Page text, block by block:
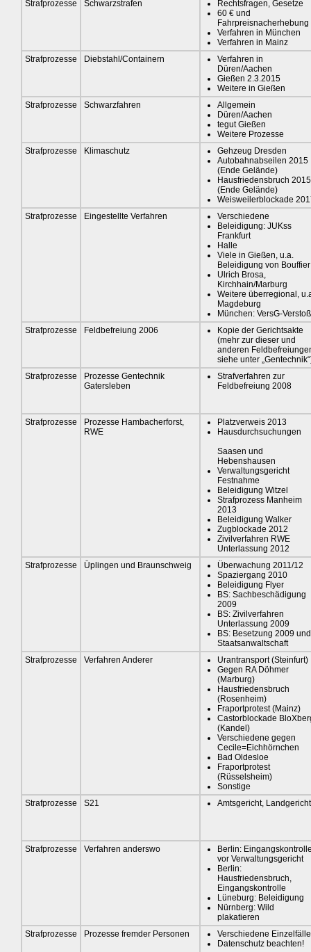
Strafprozesse
Schwarzstrafen
Rechtsfragen, Gesetze
60 € und
Fahrpreisnacherhebung
Verfahren in München
Verfahren in Mainz
Strafprozesse
Diebstahl/Containern
Verfahren in
Düren/Aachen
Gießen 2.3.2015
Weitere in Gießen
Strafprozesse
Schwarzfahren
Allgemein
Düren/Aachen
tegut Gießen
Weitere Prozesse
Strafprozesse
Klimaschutz
Gehzeug Dresden
Autobahnabseilen 2015
(Ende Gelände)
Hausfriedensbruch 2015
(Ende Gelände)
Weisweilerblockade
Strafprozesse
Eingestellte Verfahren
Verschiedene
Beleidigung: JUKss
Frankfurt
Halle
Viele in Gießen, u.a.
Beleidigung von Bouffier
Ulrich Brosa,
Kirchhain/Marburg
Weitere überregional,
Magdeburg
München: VersG-Verstoß
Strafprozesse
Feldbefreiung 2006
Kopie der Gerichtsakte
(mehr zur dieser und
anderen
siehe unter
Strafprozesse
Prozesse Gentechnik
Gatersleben
Strafverfahren zur
Feldbefreiung 2008
Strafprozesse
Prozesse Hambacherforst,
RWE
Platzverweis 2013
Hausdurchsuchungen
Saasen und
Hebenshausen
Verwaltungsgericht
Festnahme
Beleidigung Witzel
Strafprozess Manheim
2013
Beleidigung Walker
Zugblockade 2012
Zivilverfahren RWE
Unterlassung 2012
Strafprozesse
Üplingen und Braunschweig
Überwachung 2011/12
Spaziergang 2010
Beleidigung Flyer
BS: Sachbeschädigung
2009
BS: Zivilverfahren
Unterlassung 2009
BS: Besetzung 2009 und
Staatsanwaltschaft
Strafprozesse
Verfahren Anderer
Urantransport (Steinfurt)
Gegen RA Döhmer
(Marburg)
Hausfriedensbruch
(Rosenheim)
Fraportprotest (Mainz)
Castorblockade
(Kandel)
Verschiedene gegen
Cecile=Eichhörnchen
Bad Oldesloe
Fraportprotest
(Rüsselsheim)
Sonstige
Strafprozesse
S21 Amtsgericht, Landgericht
Strafprozesse Verfahren anderswo
Berlin:
vor Verwaltungsgericht
Berlin:
Hausfriedensbruch,
Eingangskontrolle
Lüneburg: Beleidigung
Nürnberg: Wild
plakatieren
Strafprozesse
Prozesse fremder Personen
Verschiedene Einzelfälle
Datenschutz beachten!